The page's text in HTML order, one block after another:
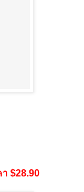
$28.90